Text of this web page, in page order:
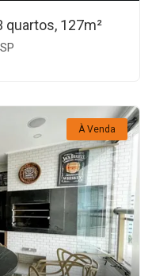
quartos, 127m²
À Venda